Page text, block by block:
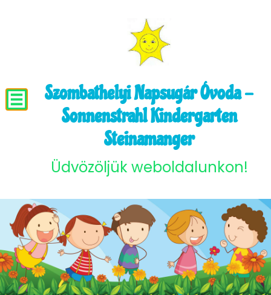
Szombathelyi Napsugár Óvoda -
Sonnenstrahl Kindergarten
Steinamanger
Üdvözöljük weboldalunkon!